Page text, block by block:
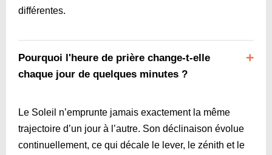
différentes.
Pourquoi l'heure de prière change-t-elle
chaque jour de quelques minutes ?
Le Soleil n’emprunte jamais exactement la même
trajectoire d’un jour à l’autre. Son déclinaison évolue
continuellement, ce qui décale le lever, le zénith et le